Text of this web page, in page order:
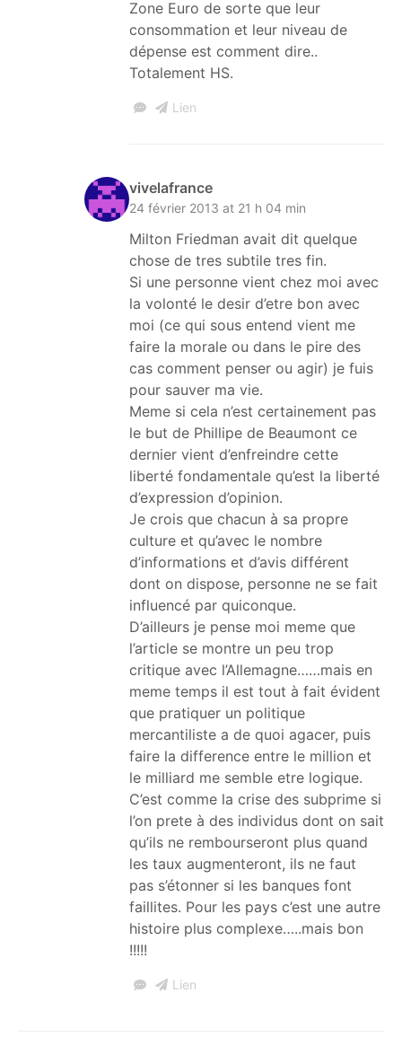
Zone Euro de sorte que leur
consommation et leur niveau de
dépense est comment dire..
Totalement HS.
Lien
vivelafrance
24 février 2013 at 21 h 04 min
Milton Friedman avait dit quelque
chose de tres subtile tres fin.
Si une personne vient chez moi avec
la volonté le desir d’etre bon avec
moi (ce qui sous entend vient me
faire la morale ou dans le pire des
cas comment penser ou agir) je fuis
pour sauver ma vie.
Meme si cela n’est certainement pas
le but de Phillipe de Beaumont ce
dernier vient d’enfreindre cette
liberté fondamentale qu’est la liberté
d’expression d’opinion.
Je crois que chacun à sa propre
culture et qu’avec le nombre
d’informations et d’avis différent
dont on dispose, personne ne se fait
influencé par quiconque.
D’ailleurs je pense moi meme que
l’article se montre un peu trop
critique avec l’Allemagne……mais en
meme temps il est tout à fait évident
que pratiquer un politique
mercantiliste a de quoi agacer, puis
faire la difference entre le million et
le milliard me semble etre logique.
C’est comme la crise des subprime si
l’on prete à des individus dont on sait
qu’ils ne rembourseront plus quand
les taux augmenteront, ils ne faut
pas s’étonner si les banques font
faillites. Pour les pays c’est une autre
histoire plus complexe…..mais bon
!!!!!
Lien